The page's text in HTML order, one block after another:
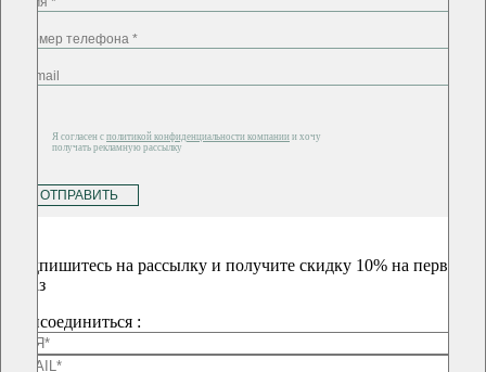
Я согласен с политикой конфиденциальности компании и хочу
получать рекламную рассылку
ОТПРАВИТЬ
Подпишитесь на рассылку и получите скидку 10% на первый
заказ
Присоединиться :